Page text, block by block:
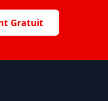
Gratuit